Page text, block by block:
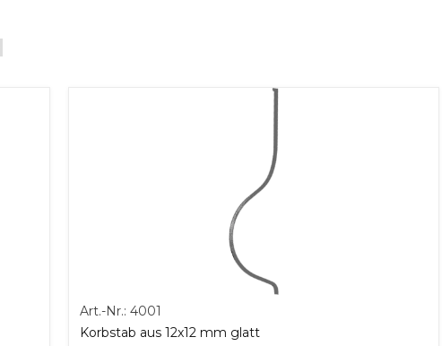
Art.-Nr.:4001
Korbstab aus 12x12 mm glatt